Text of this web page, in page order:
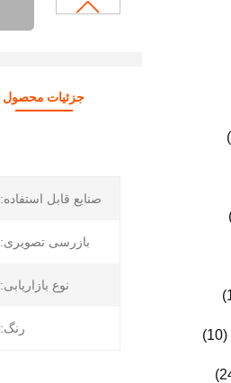
(10)
جزئیات محصول
صنایع قابل استفاده:
بازرسی تصویری:
نوع بازاریابی:
رنگ: